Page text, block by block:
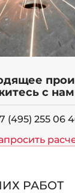
с
(495) 255 06
РАБОТ